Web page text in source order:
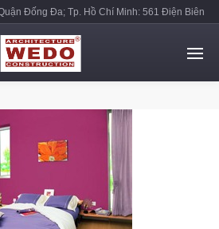
Đống Đa; Tp. Hồ Chí Minh: 561 Điện Biên